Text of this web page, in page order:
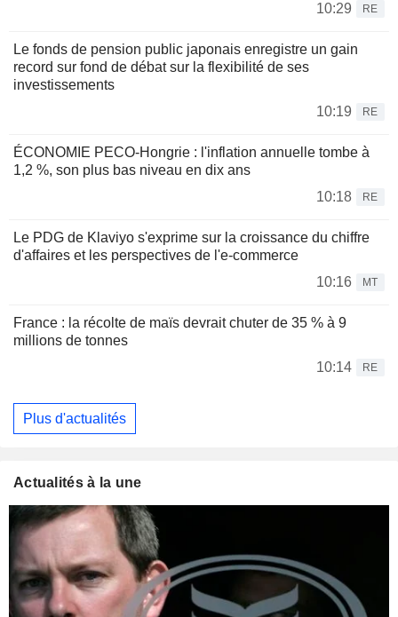
10:29
RE
Le fonds de pension public japonais enregistre un gain
record sur fond de débat sur la flexibilité de ses
investissements
10:19
RE
ÉCONOMIE PECO-Hongrie : l'inflation annuelle tombe à
1,2 %, son plus bas niveau en dix ans
10:18
RE
Le PDG de Klaviyo s'exprime sur la croissance du chiffre
d'affaires et les perspectives de l'e-commerce
10:16
MT
France : la récolte de maïs devrait chuter de 35 % à 9
millions de tonnes
10:14
RE
Plus d'actualités
Actualités à la une